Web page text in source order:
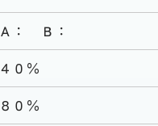
Ａ： Ｂ：
４０％
８０％